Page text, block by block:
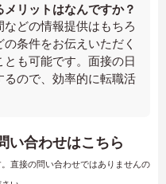
リットはなんですか？
どの情報提供はもちろ
条件をお伝えいただく
も可能です。面接の日
ので、効率的に転職活
い合わせはこちら
直接の問い合わせではありませんの